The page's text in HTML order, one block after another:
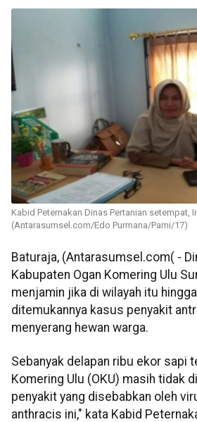
Kabid Peternakan Dinas Pertanian setempat,
(Antarasumsel.com/Edo Purmana/Parni/17)
Baturaja, (Antarasumsel.com( -
Kabupaten Ogan Komering Ulu
menjamin jika di wilayah itu
ditemukannya kasus penyakit
menyerang hewan warga.
Sebanyak delapan ribu ekor sapi
Komering Ulu (OKU) masih tidak
penyakit yang disebabkan oleh
anthracis ini," kata Kabid